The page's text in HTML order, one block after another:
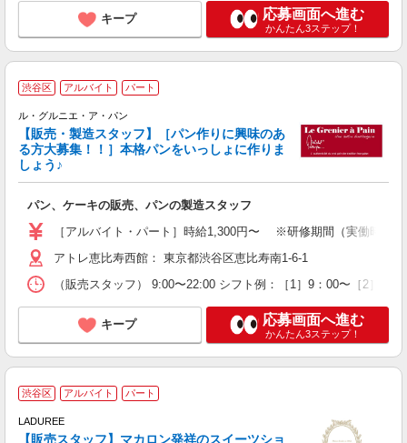
キープ 応募画面へ進む
かんたん3ステップ！
渋谷区 アルバイト パート
ル・グルニエ・ア・パン
【販売・製造スタッフ】［パン作りに興味のあ
る方大募集！！］本格パンをいっしょに作りま
しょう♪
パン、ケーキの販売、パンの製造スタッフ
［アルバイト・パート］時給1,300円〜 ※研修期間（実働時間
アトレ恵比寿西館： 東京都渋谷区恵比寿南1-6-1
（販売スタッフ） 9:00〜22:00 シフト例：［1］9：00〜［2］
キープ 応募画面へ進む
かんたん3ステップ！
渋谷区 アルバイト パート
LADUREE
【販売スタッフ】マカロン発祥のスイーツショ